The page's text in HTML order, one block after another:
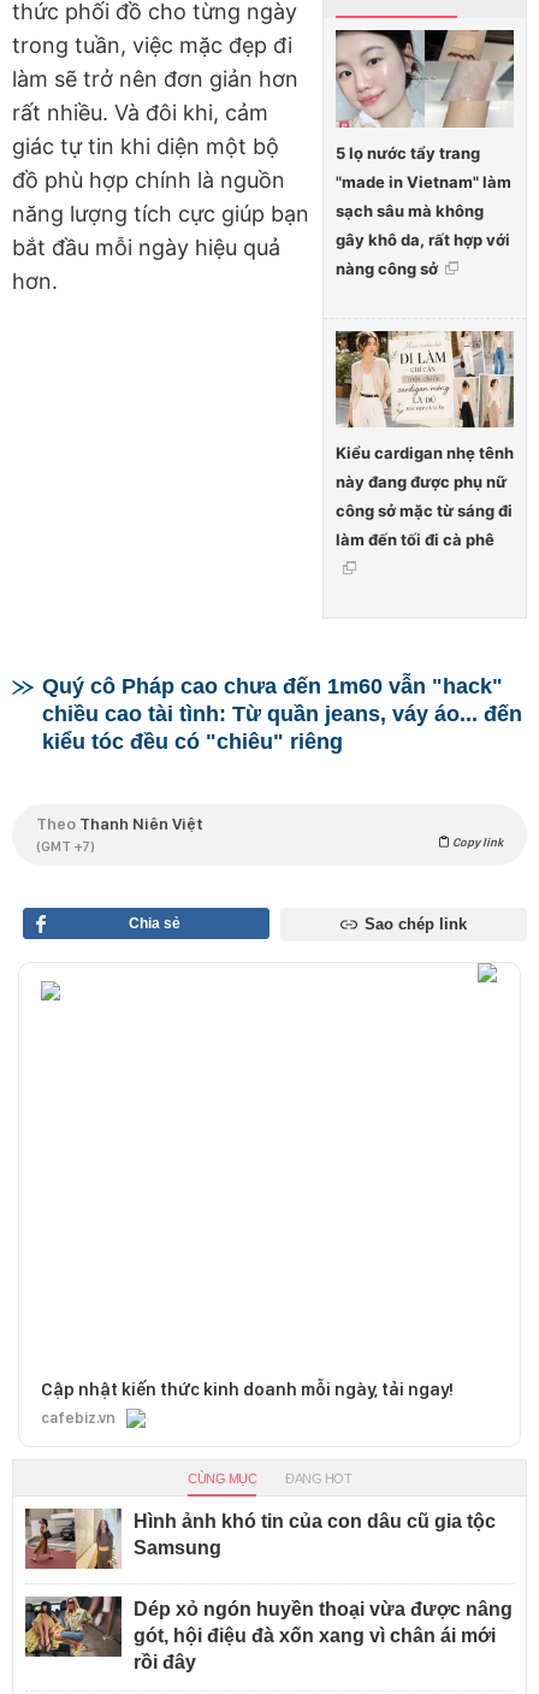
5 lọ nước tẩy trang
"made in Vietnam" làm
sạch sâu mà không
gây khô da, rất hợp với
nàng công sở
Kiểu cardigan nhẹ tênh
này đang được phụ nữ
công sở mặc từ sáng đi
làm đến tối đi cà phê
thức phối đồ cho từng ngày
trong tuần, việc mặc đẹp đi
làm sẽ trở nên đơn giản hơn
rất nhiều. Và đôi khi, cảm
giác tự tin khi diện một bộ
đồ phù hợp chính là nguồn
năng lượng tích cực giúp bạn
bắt đầu mỗi ngày hiệu quả
hơn.
Quý cô Pháp cao chưa đến 1m60 vẫn "hack"
chiều cao tài tình: Từ quần jeans, váy áo... đến
kiểu tóc đều có "chiêu" riêng
Theo Thanh Niên Việt
(GMT +7) Copy link
Chia sẻ Sao chép link
Cập nhật kiến thức kinh doanh mỗi ngày, tải ngay!
cafebiz.vn
CÙNG MỤC ĐANG HOT
Hình ảnh khó tin của con dâu cũ gia tộc
Samsung
Dép xỏ ngón huyền thoại vừa được nâng
gót, hội điệu đà xốn xang vì chân ái mới
rồi đây